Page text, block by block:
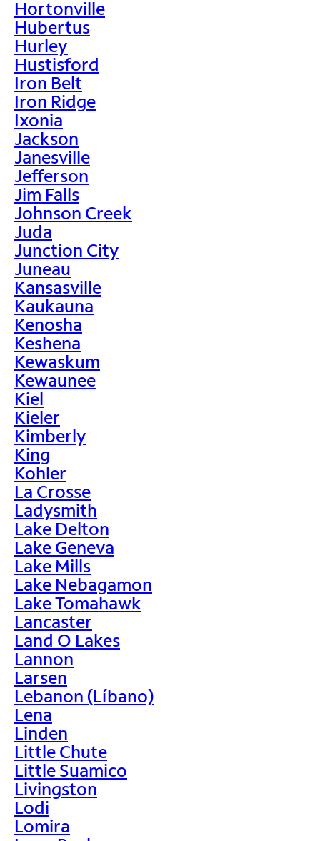
Hortonville
Hubertus
Hurley
Hustisford
Iron Belt
Iron Ridge
Ixonia
Jackson
Janesville
Jefferson
Jim Falls
Johnson Creek
Juda
Junction City
Juneau
Kansasville
Kaukauna
Kenosha
Keshena
Kewaskum
Kewaunee
Kiel
Kieler
Kimberly
King
Kohler
La Crosse
Ladysmith
Lake Delton
Lake Geneva
Lake Mills
Lake Nebagamon
Lake Tomahawk
Lancaster
Land O Lakes
Lannon
Larsen
Lebanon (Líbano)
Lena
Linden
Little Chute
Little Suamico
Livingston
Lodi
Lomira